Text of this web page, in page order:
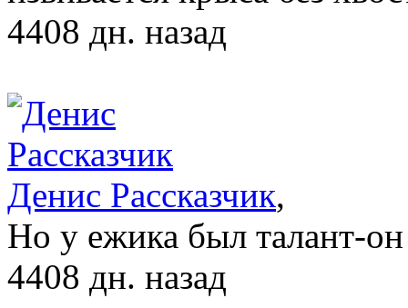
4408 дн. назад
Денис Рассказчик,
Но у ежика был талант-
4408 дн. назад